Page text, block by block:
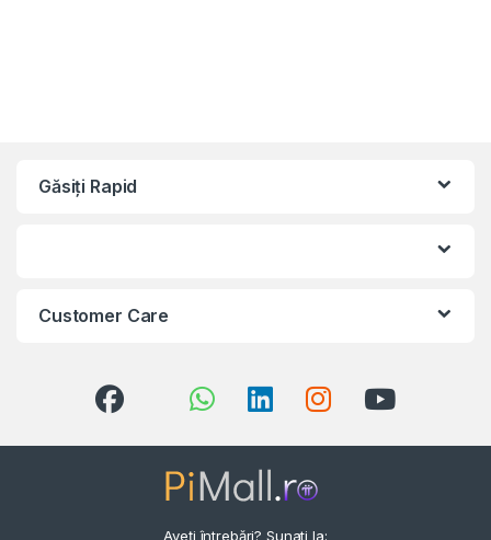
Găsiți Rapid
Customer Care
Aveți întrebări? Sunati la: